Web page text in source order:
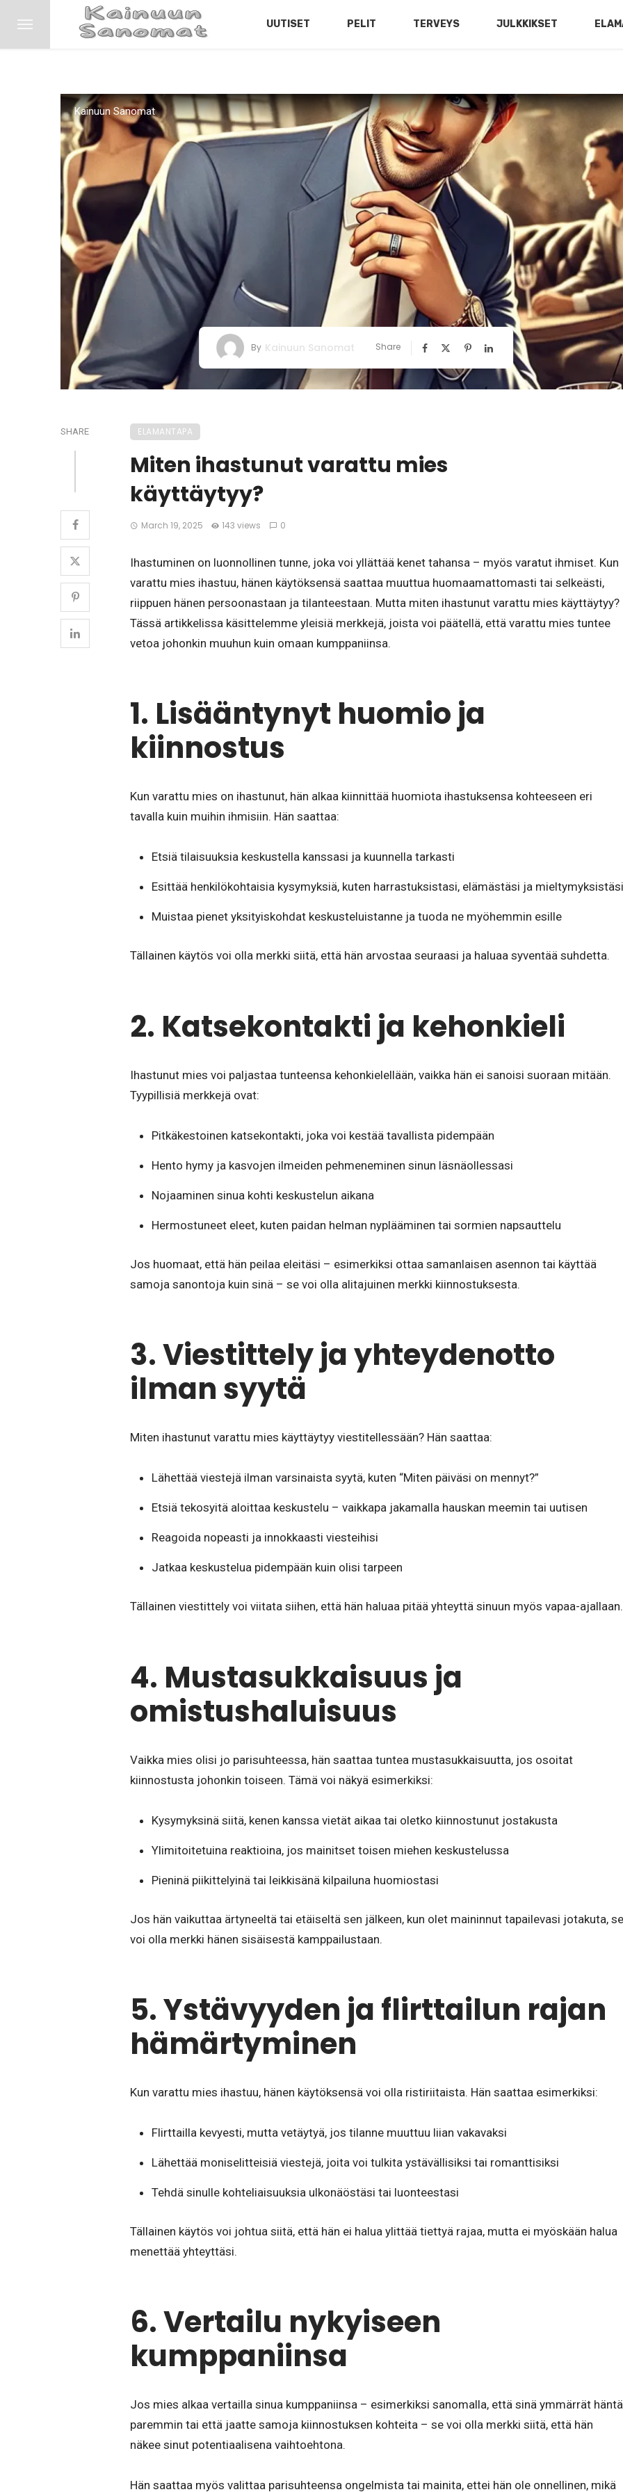
UUTISET PELIT TERVEYS JULKKIKSET
Kainuun Sanomat
By Kainuun Sanomat Share
SHARE ELAMANTAPA
Miten ihastunut varattu mies
käyttäytyy?
March 19, 2025 143 views 0
Ihastuminen on luonnollinen tunne, joka voi yllättää kenet tahansa – myös varatut ihmiset. Kun
varattu mies ihastuu, hänen käytöksensä saattaa muuttua huomaamattomasti tai selkeästi,
riippuen hänen persoonastaan ja tilanteestaan. Mutta miten ihastunut varattu mies käyttäytyy?
Tässä artikkelissa käsittelemme yleisiä merkkejä, joista voi päätellä, että varattu mies tuntee
vetoa johonkin muuhun kuin omaan kumppaniinsa.
1. Lisääntynyt huomio ja
kiinnostus
Kun varattu mies on ihastunut, hän alkaa kiinnittää huomiota ihastuksensa kohteeseen eri
tavalla kuin muihin ihmisiin. Hän saattaa:
Etsiä tilaisuuksia keskustella kanssasi ja kuunnella tarkasti
Esittää henkilökohtaisia kysymyksiä, kuten harrastuksistasi, elämästäsi ja mieltymyksistäsi
Muistaa pienet yksityiskohdat keskusteluistanne ja tuoda ne myöhemmin esille
Tällainen käytös voi olla merkki siitä, että hän arvostaa seuraasi ja haluaa syventää suhdetta.
2. Katsekontakti ja kehonkieli
Ihastunut mies voi paljastaa tunteensa kehonkielellään, vaikka hän ei sanoisi suoraan mitään.
Tyypillisiä merkkejä ovat:
Pitkäkestoinen katsekontakti, joka voi kestää tavallista pidempään
Hento hymy ja kasvojen ilmeiden pehmeneminen sinun läsnäollessasi
Nojaaminen sinua kohti keskustelun aikana
Hermostuneet eleet, kuten paidan helman nyplääminen tai sormien napsauttelu
Jos huomaat, että hän peilaa eleitäsi – esimerkiksi ottaa samanlaisen asennon tai käyttää
samoja sanontoja kuin sinä – se voi olla alitajuinen merkki kiinnostuksesta.
3. Viestittely ja yhteydenotto
ilman syytä
Miten ihastunut varattu mies käyttäytyy viestitellessään? Hän saattaa:
Lähettää viestejä ilman varsinaista syytä, kuten “Miten päiväsi on mennyt?”
Etsiä tekosyitä aloittaa keskustelu – vaikkapa jakamalla hauskan meemin tai uutisen
Reagoida nopeasti ja innokkaasti viesteihisi
Jatkaa keskustelua pidempään kuin olisi tarpeen
Tällainen viestittely voi viitata siihen, että hän haluaa pitää yhteyttä sinuun myös vapaa-ajallaan.
4. Mustasukkaisuus ja
omistushaluisuus
Vaikka mies olisi jo parisuhteessa, hän saattaa tuntea mustasukkaisuutta, jos osoitat
kiinnostusta johonkin toiseen. Tämä voi näkyä esimerkiksi:
Kysymyksinä siitä, kenen kanssa vietät aikaa tai oletko kiinnostunut jostakusta
Ylimitoitetuina reaktioina, jos mainitset toisen miehen keskustelussa
Pieninä piikittelyinä tai leikkisänä kilpailuna huomiostasi
Jos hän vaikuttaa ärtyneeltä tai etäiseltä sen jälkeen, kun olet maininnut tapailevasi jotakuta, se
voi olla merkki hänen sisäisestä kamppailustaan.
5. Ystävyyden ja flirttailun rajan
hämärtyminen
Kun varattu mies ihastuu, hänen käytöksensä voi olla ristiriitaista. Hän saattaa esimerkiksi:
Flirttailla kevyesti, mutta vetäytyä, jos tilanne muuttuu liian vakavaksi
Lähettää moniselitteisiä viestejä, joita voi tulkita ystävällisiksi tai romanttisiksi
Tehdä sinulle kohteliaisuuksia ulkonäöstäsi tai luonteestasi
Tällainen käytös voi johtua siitä, että hän ei halua ylittää tiettyä rajaa, mutta ei myöskään halua
menettää yhteyttäsi.
6. Vertailu nykyiseen
kumppaniinsa
Jos mies alkaa vertailla sinua kumppaniinsa – esimerkiksi sanomalla, että sinä ymmärrät häntä
paremmin tai että jaatte samoja kiinnostuksen kohteita – se voi olla merkki siitä, että hän
näkee sinut potentiaalisena vaihtoehtona.
Hän saattaa myös valittaa parisuhteensa ongelmista tai mainita, ettei hän ole onnellinen, mikä